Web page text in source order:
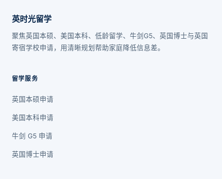
英时光留学
聚焦英国本硕、美国本科、低龄留学、牛剑G5、英国博士与英国
寄宿学校申请，用清晰规划帮助家庭降低信息差。
留学服务
英国本硕申请
美国本科申请
牛剑 G5 申请
英国博士申请